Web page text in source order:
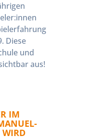
Diese
und
aus!
IM